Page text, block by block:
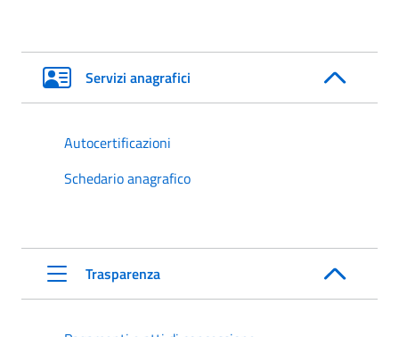
Servizi anagrafici
Autocertificazioni
Schedario anagrafico
Trasparenza